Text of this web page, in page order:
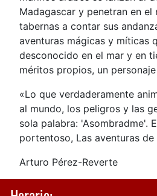
Madagascar y penetran en
tabernas a contar sus
aventuras mágicas y míticas
desconocido en el mar y en
méritos propios, un
«Lo que verdaderamente
al mundo, los peligros y las
sola palabra: 'Asombradme'.
portentoso, Las aventuras
Arturo Pérez-Reverte